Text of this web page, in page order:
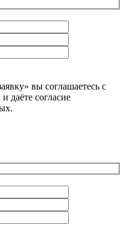
вы соглашаетесь с
и даёте согласие